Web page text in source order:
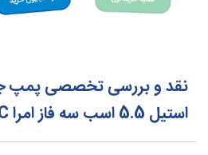
نقد و بررسی تخصصی پمپ
استیل 5.5 اسب سه فاز امرا EMS50C